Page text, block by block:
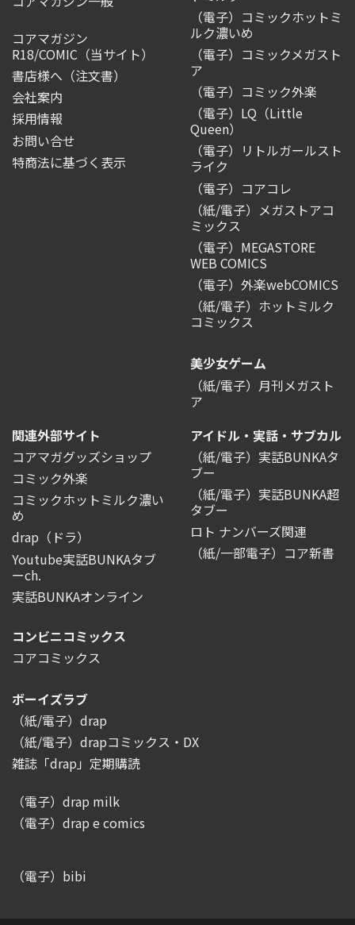
コアマガジン
R18/COMIC （当サイト）
書店様へ（注文書）
会社案内
採用情報
お問い合せ
特商法に基づく表示
（電子）コミックホットミ
ルク濃いめ
（電子）コミックメガスト
ア
（電子）コミック外楽
（電子）LQ（Little
Queen）
（電子）リトルガールスト
ライク
（電子）コアコレ
（紙/電子）メガストアコ
ミックス
（電子）MEGASTORE
WEB COMICS
（電子）外楽webCOMICS
（紙/電子）ホットミルク
コミックス
美少女ゲーム
（紙/電子）月刊メガスト
ア
関連外部サイト
コアマガグッズショップ
コミック外楽
コミックホットミルク濃い
め
drap（ドラ）
Youtube実話BUNKAタブ
ーch.
実話BUNKAオンライン
アイドル・実話・サブカル
（紙/電子）実話BUNKAタ
ブー
（紙/電子）実話BUNKA超
タブー
ロト ナンバーズ関連
（紙/一部電子）コア新書
コンビニコミックス
コアコミックス
ボーイズラブ
（紙/電子）drap
（紙/電子）drapコミックス・DX
雑誌「drap」定期購読
（電子）drap milk
（電子）drap e comics
（電子）bibi